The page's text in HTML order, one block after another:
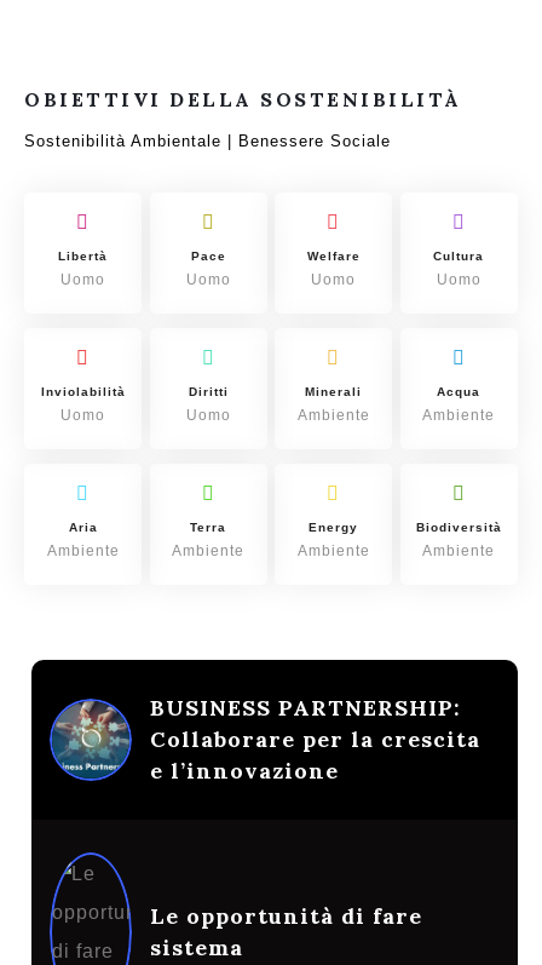
OBIETTIVI DELLA SOSTENIBILITÀ
Sostenibilità Ambientale | Benessere Sociale
Libertà
Uomo
Pace
Uomo
Welfare
Uomo
Cultura
Uomo
Inviolabilità
Uomo
Diritti
Uomo
Minerali
Ambiente
Acqua
Ambiente
Aria
Ambiente
Terra
Ambiente
Energy
Ambiente
Biodiversità
Ambiente
BUSINESS PARTNERSHIP:
Collaborare per la crescita
e l’innovazione
Le opportunità di fare
sistema